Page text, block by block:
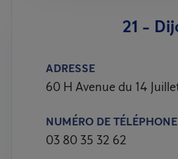
21 -
ADRESSE
60 H Avenue du 14
NUMÉRO DE TÉLÉPHONE
03 80 35 32 62